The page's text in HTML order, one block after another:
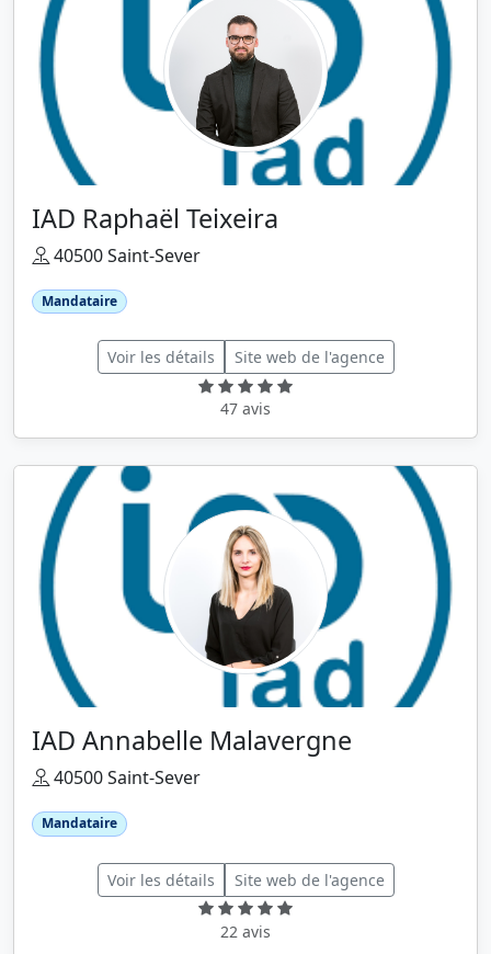
IAD Raphaël Teixeira
40500 Saint-Sever
Mandataire
Voir les détails Site web de l'agence
47 avis
IAD Annabelle Malavergne
40500 Saint-Sever
Mandataire
Voir les détails Site web de l'agence
22 avis